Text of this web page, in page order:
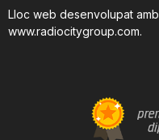
Lloc web desenvolupat
www.radiocitygroup.com.